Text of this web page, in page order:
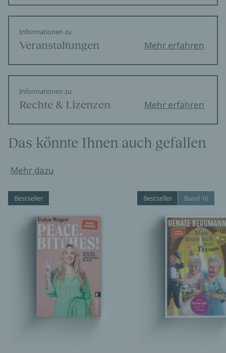
Informationen zu
Veranstaltungen Mehr erfahren
Informationen zu
Rechte & Lizenzen Mehr erfahren
Das könnte Ihnen auch gefallen
Mehr dazu
Bestseller Bestseller Band 16